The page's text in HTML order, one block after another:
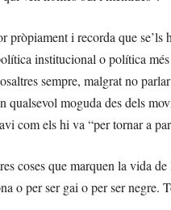
pròpiament i recorda que
institucional o política
sempre, malgrat no
qualsevol moguda des dels
com els hi va “per tornar a
coses que marquen la vida
o per ser gai o per ser negre.